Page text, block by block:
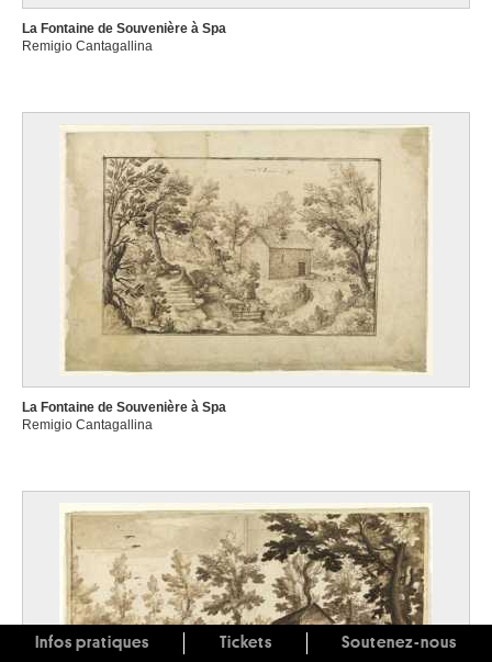
La Fontaine de Souvenière à Spa
Remigio Cantagallina
La Fontaine de Souvenière à Spa
Remigio Cantagallina
Infos pratiques Tickets Soutenez-nous